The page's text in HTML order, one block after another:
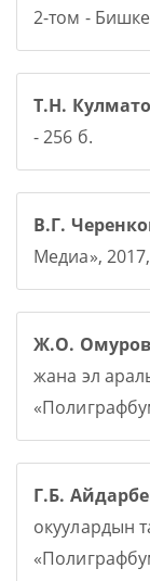
2-том -
Т.Н.
- 256 б.
В.Г.
Медиа»,
Ж.О.
жана эл
Г.Б.
окуулардын